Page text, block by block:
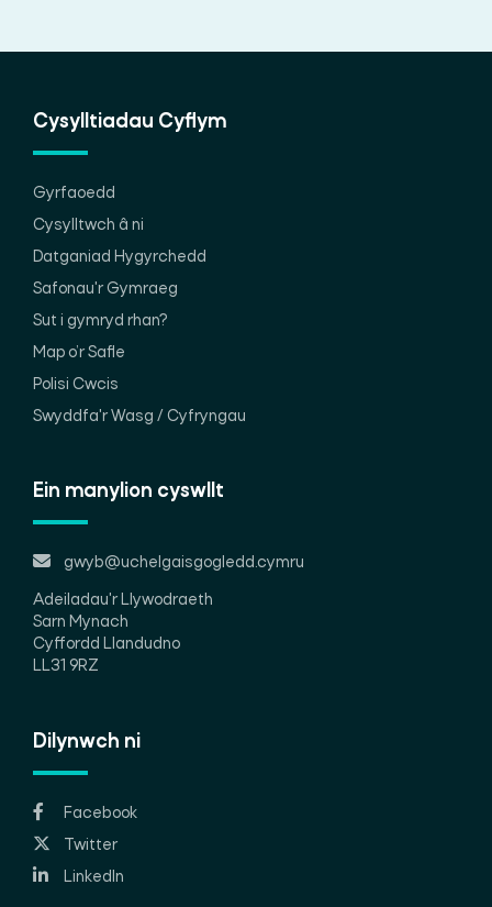
Cysylltiadau Cyflym
Gyrfaoedd
Cysylltwch â ni
Datganiad Hygyrchedd
Safonau'r Gymraeg
Sut i gymryd rhan?
Map o’r Safle
Polisi Cwcis
Swyddfa'r Wasg / Cyfryngau
Ein manylion cyswllt
gwyb@uchelgaisgogledd.cymru
Adeiladau'r Llywodraeth
Sarn Mynach
Cyffordd Llandudno
LL31 9RZ
Dilynwch ni
Facebook
Twitter
LinkedIn